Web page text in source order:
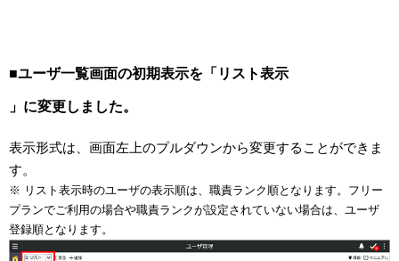
■ユーザ一覧画面の初期表示を「リスト表示
」に変更しました。
表示形式は、画面左上のプルダウンから変更することができま
す。
※ リスト表示時のユーザの表示順は、職責ランク順となります。フリー
プランでご利用の場合や職責ランクが設定されていない場合は、ユーザ
登録順となります。